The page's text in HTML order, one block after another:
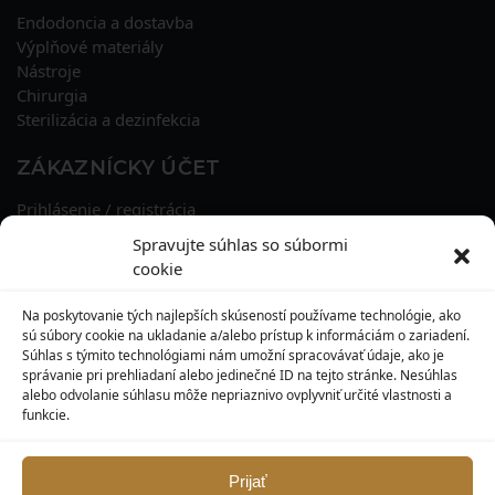
Spravujte súhlas so súbormi
cookie
Na poskytovanie tých najlepších skúseností používame technológie, ako
sú súbory cookie na ukladanie a/alebo prístup k informáciám o zariadení.
Súhlas s týmito technológiami nám umožní spracovávať údaje, ako je
správanie pri prehliadaní alebo jedinečné ID na tejto stránke. Nesúhlas
alebo odvolanie súhlasu môže nepriaznivo ovplyvniť určité vlastnosti a
funkcie.
Prijať
Endodoncia a dostavba
Výplňové materiály
Nástroje
Chirurgia
Sterilizácia a dezinfekcia
ZÁKAZNÍCKY ÚČET
Prihlásenie / registrácia
História objednávok
Zľavové kupóny
KONTAKT
MAXILO DENTAL, s. r. o.
917 05 Trnava